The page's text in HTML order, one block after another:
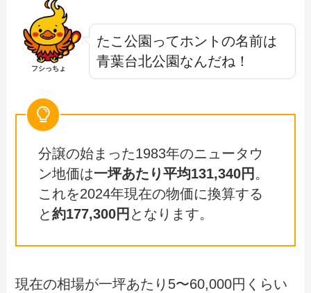
フシっちょ
たこ公園ってホントの名前は
青葉台北公園なんだね！
分譲の始まった1983年のニュータウ
ン地価は一坪あたり平均131,340円 。
これを2024年現在の物価に換算する
と約177,300円 となります。
現在の相場が一坪あたり5〜60,000円くらい